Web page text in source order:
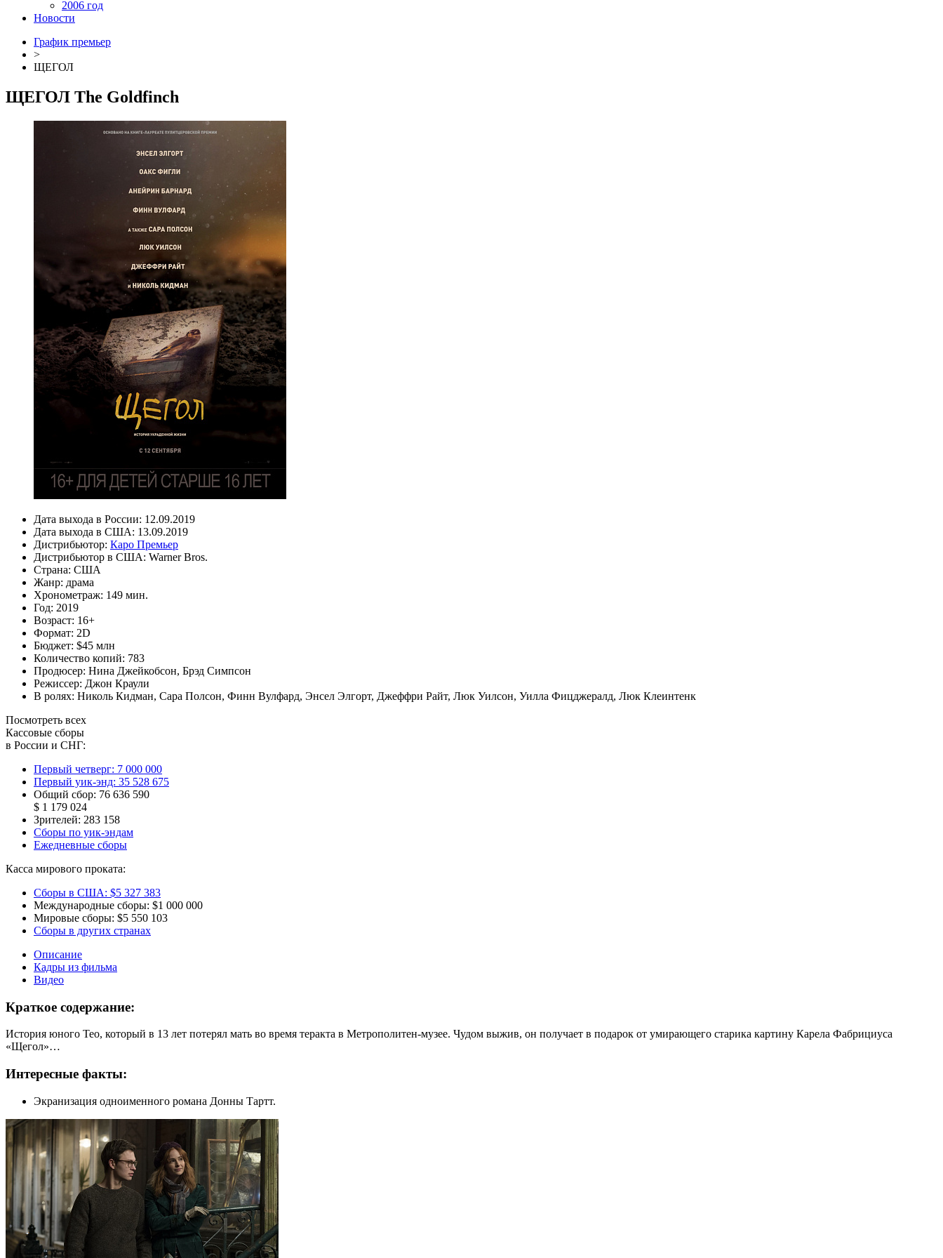
2006 год
Новости
График премьер
>
ЩЕГОЛ
ЩЕГОЛ The Goldfinch
Дата выхода в России: 12.09.2019
Дата выхода в США: 13.09.2019
Дистрибьютор: Каро Премьер
Дистрибьютор в США: Warner Bros.
Страна: США
Жанр: драма
Хронометраж: 149 мин.
Год: 2019
Возраст: 16+
Формат: 2D
Бюджет: $45 млн
Количество копий: 783
Продюсер: Нина Джейкобсон, Брэд Симпсон
Режиссер: Джон Краули
В ролях: Николь Кидман, Сара Полсон, Финн Вулфард, Энсел Элгорт, Джеффри Райт, Люк Уилсон, Уилла Фицджералд, Люк Клеинтенк
Посмотреть всех
Кассовые сборы
в России и СНГ:
Первый четверг: 7 000 000
Первый уик-энд: 35 528 675
Общий сбор: 76 636 590
$ 1 179 024
Зрителей: 283 158
Сборы по уик-эндам
Ежедневные сборы
Касса мирового проката:
Сборы в США: $5 327 383
Международные сборы: $1 000 000
Мировые сборы: $5 550 103
Сборы в других странах
Описание
Кадры из фильма
Видео
Краткое содержание:
История юного Тео, который в 13 лет потерял мать во время теракта в Метрополитен-музее. Чудом выжив, он получает в подарок от умирающего старика картину Карела Фабрициуса
«Щегол»…
Интересные факты:
Экранизация одноименного романа Донны Тартт.